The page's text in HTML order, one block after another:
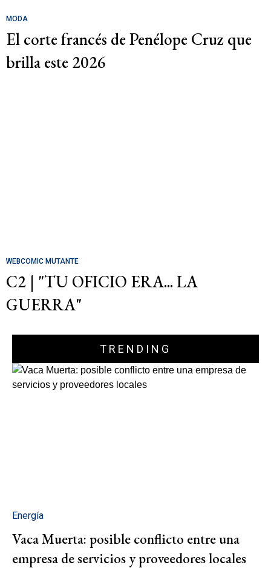
MODA
El corte francés de Penélope Cruz que
brilla este 2026
WEBCOMIC MUTANTE
C2 | "TU OFICIO ERA... LA
GUERRA"
TRENDING
Energía
Vaca Muerta: posible conflicto entre una
empresa de servicios y proveedores locales